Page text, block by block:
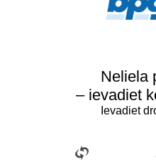
Neliela
– ievadiet
Ievadiet